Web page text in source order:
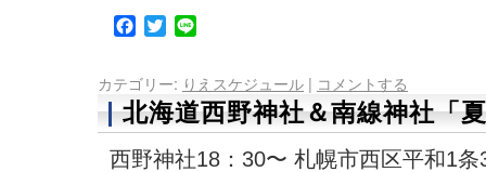
Facebook
Twitter
カテゴリー: りえスケジュール | コメントする
北海道西野神社＆南線神社「
西野神社18：30〜 札幌市西区平和1